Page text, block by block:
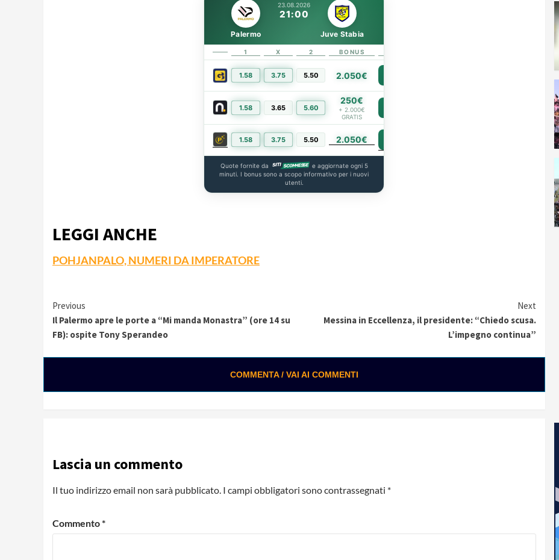
23.08.2026
21:00
Palermo Juve Stabia
1 X 2 BONUS
1.58 3.75 5.50 2.050€
1.58 3.65 5.60
250€
+ 2.000€
GRATIS
1.58 3.75 5.50 2.050€
Quote fornite da
e aggiornate ogni 5
minuti. I bonus sono a scopo informativo per i nuovi
utenti.
LEGGI ANCHE
POHJANPALO, NUMERI DA IMPERATORE
Continue
Reading
Previous
Il Palermo apre le porte a “Mi manda Monastra” (ore 14 su
FB): ospite Tony Sperandeo
Next
Messina in Eccellenza, il presidente: “Chiedo scusa.
L’impegno continua”
COMMENTA / VAI AI COMMENTI
Lascia un commento
Il tuo indirizzo email non sarà pubblicato. I campi obbligatori sono contrassegnati *
Commento*